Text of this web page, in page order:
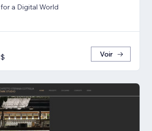
a Digital World
Voir